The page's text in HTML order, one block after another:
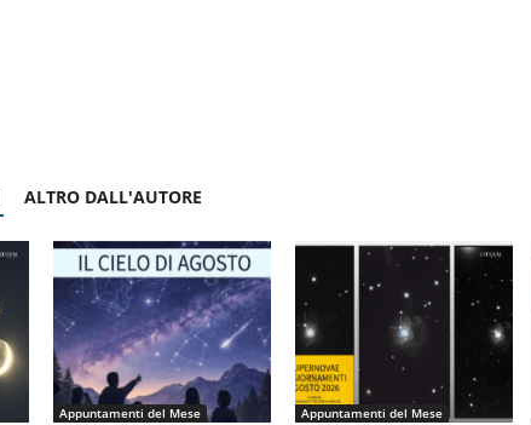
ALTRO DALL'AUTORE
Appuntamenti del Mese Appuntamenti del Mese